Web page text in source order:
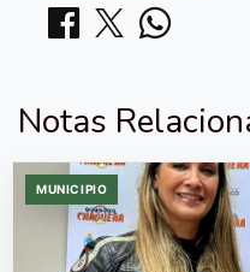
Notas
MUNICIPIO